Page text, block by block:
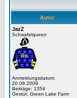
Autor
JazZ
Schwafelqueen
Anmeldungsdatum:
20.08.2009
Beiträge: 1354
Gestüt: Green Lake Farm